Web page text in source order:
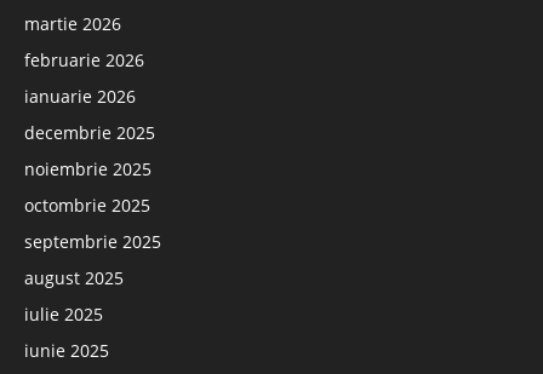
martie 2026
februarie 2026
ianuarie 2026
decembrie 2025
noiembrie 2025
octombrie 2025
septembrie 2025
august 2025
iulie 2025
iunie 2025